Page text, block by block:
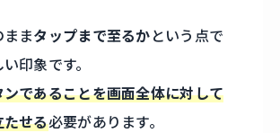
まタップまで至るか という点で
印象です。
ンであることを画面全体に対して
たせる必要があります。